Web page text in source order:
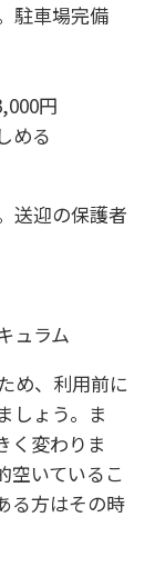
駐車場完備
円
める
送迎の保護者
ュラム
め、利用前に
しょう。ま
く変わりま
空いているこ
る方はその時